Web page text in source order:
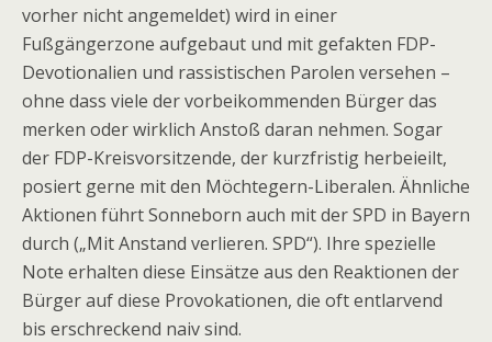
vorher nicht angemeldet) wird in einer
Fußgängerzone aufgebaut und mit gefakten FDP-
Devotionalien und rassistischen Parolen versehen –
ohne dass viele der vorbeikommenden Bürger das
merken oder wirklich Anstoß daran nehmen. Sogar
der FDP-Kreisvorsitzende, der kurzfristig herbeieilt,
posiert gerne mit den Möchtegern-Liberalen. Ähnliche
Aktionen führt Sonneborn auch mit der SPD in Bayern
durch („Mit Anstand verlieren. SPD“). Ihre spezielle
Note erhalten diese Einsätze aus den Reaktionen der
Bürger auf diese Provokationen, die oft entlarvend
bis erschreckend naiv sind.